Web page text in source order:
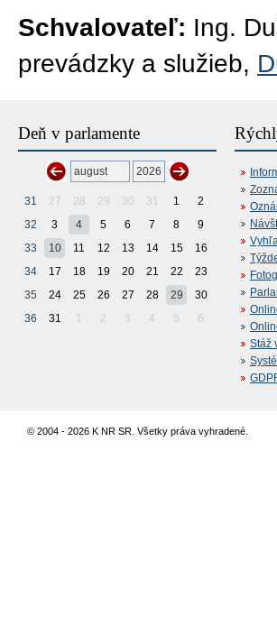
Schvalovateľ: Ing.
prevádzky a služieb,
Deň v parlamente
31 27 28 29 30 31 1
2
32
3 4 5 6 7 8
9
33
10 11 12 13 14 15
16
34
17 18 19 20 21 22
23
35
24 25 26 27 28 29
30
36
31 1 2 3 4 5 6
Stáž
© 2004 - 2026 K NR SR. Všetky práva vyhradené.